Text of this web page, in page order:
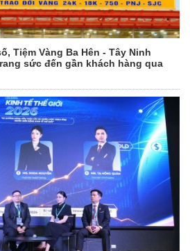
Tiệm Vàng Ba Hên - Tây Ninh
sức đến gần khách hàng qua